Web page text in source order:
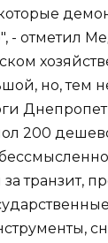
- отметил
но, тем
200
транзит,